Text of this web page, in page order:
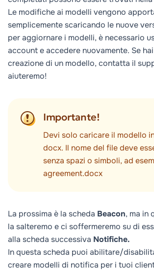
Le modifiche ai modelli vengono
semplicemente scaricando le nuove
per aggiornare i modelli, è necessario
account e accedere nuovamente. Se
creazione di un modello, contatta il
aiuteremo!
Importante!
Devi solo caricare il modello
docx. Il nome del file deve
senza spazi o simboli, ad
agreement.docx
La prossima è la scheda Beacon, ma in
la salteremo e ci soffermeremo su di
alla scheda successiva Notifiche.
In questa scheda puoi abilitare/
creare modelli di notifica per i tuoi